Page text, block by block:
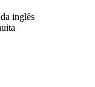
inglês